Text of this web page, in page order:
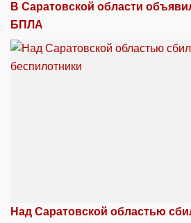
В Саратовской области
БПЛА
Над Саратовской областью